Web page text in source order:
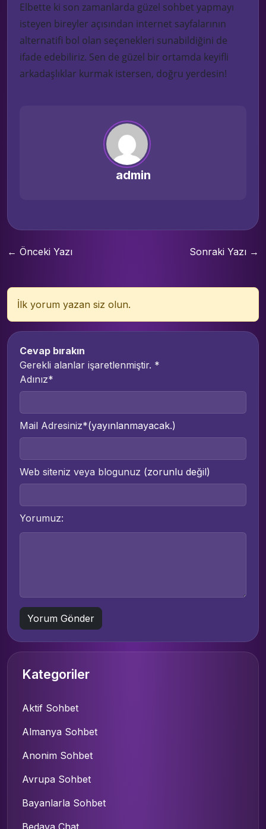
Elbette ki son zamanlarda güzel sohbet yapmayı
isteyen bireyler açısından internet sayfalarının
alternatifi bol olan seçenekleri sunabildiğini de
ifade edebiliriz. Sen de güzel bir ortamda keyifli
arkadaşlıklar kurmak istersen, doğru yerdesin!
admin
← Önceki Yazı Sonraki Yazı →
İlk yorum yazan siz olun.
Cevap bırakın
Gerekli alanlar işaretlenmiştir. *
Adınız*
Mail Adresiniz*(yayınlanmayacak.)
Web siteniz veya blogunuz (zorunlu değil)
Yorumuz:
Kategoriler
Aktif Sohbet
Almanya Sohbet
Anonim Sohbet
Avrupa Sohbet
Bayanlarla Sohbet
Bedava Chat